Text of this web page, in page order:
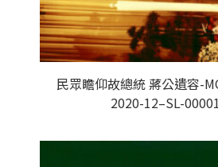
民眾瞻仰故總統 蔣公遺容-
2020-12–SL-